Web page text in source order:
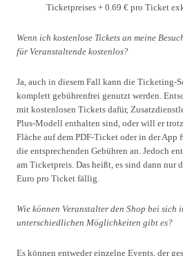
Ticketpreises + 0.69 € pro Ticket
Wenn ich kostenlose Tickets an meine
für Veranstaltende kostenlos?
Ja, auch in diesem Fall kann die Ticketing-
komplett gebührenfrei genutzt werden.
mit kostenlosen Tickets dafür,
Plus-Modell enthalten sind, oder will er
Fläche auf dem PDF-Ticket oder in der App
die entsprechenden Gebühren an. Jedoch
am Ticketpreis. Das heißt, es sind dann nur
Euro pro Ticket fällig.
Wie können Veranstalter den Shop bei sich
unterschiedlichen Möglichkeiten gibt es?
Es können entweder einzelne Events, der